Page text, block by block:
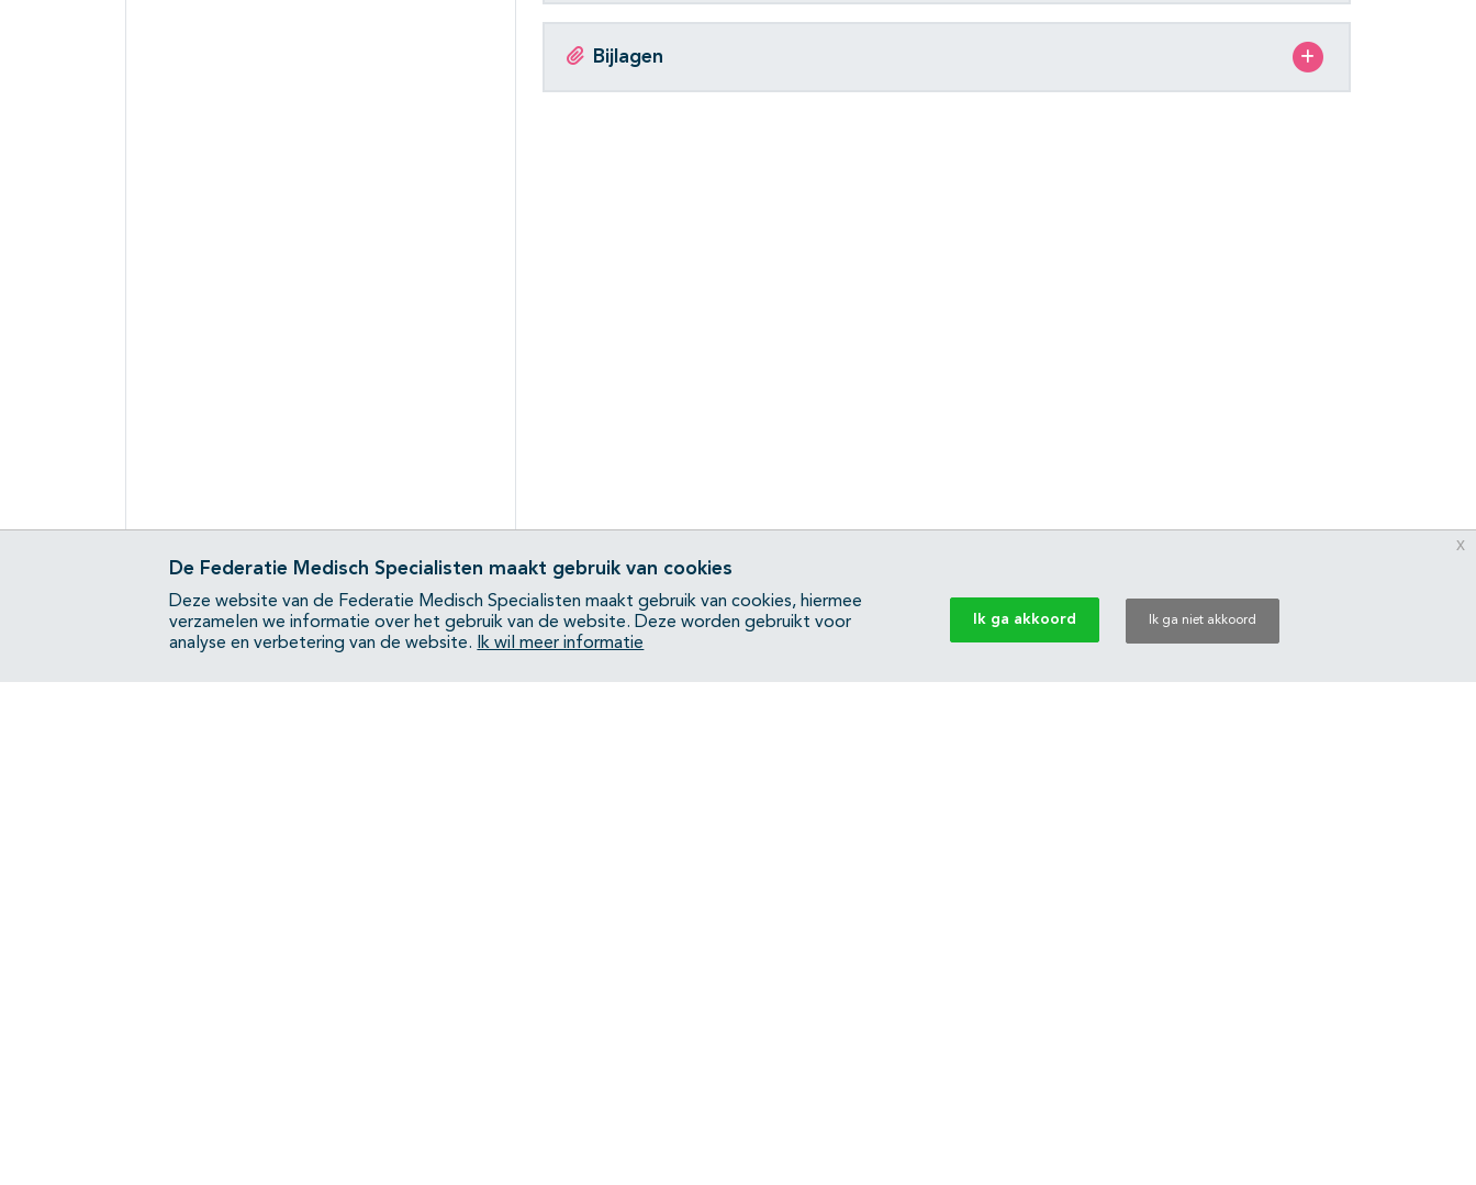
Bijlagen
De Federatie Medisch Specialisten maakt gebruik van cookies
Deze website van de Federatie Medisch Specialisten maakt gebruik van cookies, hiermee
verzamelen we informatie over het gebruik van de website. Deze worden gebruikt voor
analyse en verbetering van de website.
Ik wil meer informatie
Ik ga akkoord Ik ga niet akkoord
x